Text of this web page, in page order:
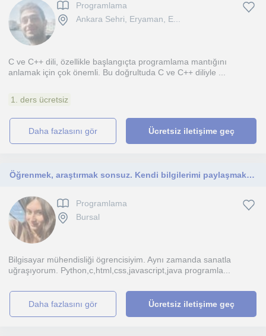
Programlama
Ankara Sehri, Eryaman, E...
C ve C++ dili, özellikle başlangıçta programlama mantığını
anlamak için çok önemli. Bu doğrultuda C ve C++ diliyle ...
1. ders ücretsiz
daha fazlasını gör Ücretsiz iletişime geç
Öğrenmek, araştırmak sonsuz. Kendi bilgilerimi paylaşmaktan mutluluk duyarım.
Programlama
Bursal
Bilgisayar mühendisliği ögrencisiyim. Aynı zamanda sanatla
uğraşıyorum. Python,c,html,css,javascript,java programla...
daha fazlasını gör Ücretsiz iletişime geç